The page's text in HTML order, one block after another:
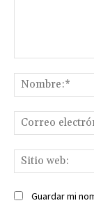
Guardar mi